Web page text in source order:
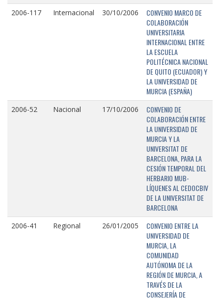
2006-117 Internacional 30/10/2006
CONVENIO MARCO DE
COLABORACIÓN
UNIVERSITARIA
INTERNACIONAL ENTRE
LA ESCUELA
POLITÉCNICA NACIONAL
DE QUITO (ECUADOR) Y
LA UNIVERSIDAD DE
MURCIA (ESPAÑA)
2006-52 Nacional 17/10/2006
CONVENIO DE
COLABORACIÓN ENTRE
LA UNIVERSIDAD DE
MURCIA Y LA
UNIVERSITAT DE
BARCELONA, PARA LA
CESIÓN TEMPORAL DEL
HERBARIO MUB-
LÍQUENES AL CEDOCBIV
DE LA UNIVERSITAT DE
BARCELONA
2006-41 Regional 26/01/2005
CONVENIO ENTRE LA
UNIVERSIDAD DE
MURCIA, LA
COMUNIDAD
AUTÓNOMA DE LA
REGIÓN DE MURCIA, A
TRAVÉS DE LA
CONSEJERÍA DE